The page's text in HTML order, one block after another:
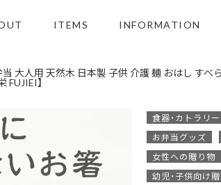
ITEMS INFORMATION
大人用 天然木 日本製 子供 介護 麺 おはし す
】
食器・カトラリー
お弁当グッズ
女性への贈り物
幼児・子供向け